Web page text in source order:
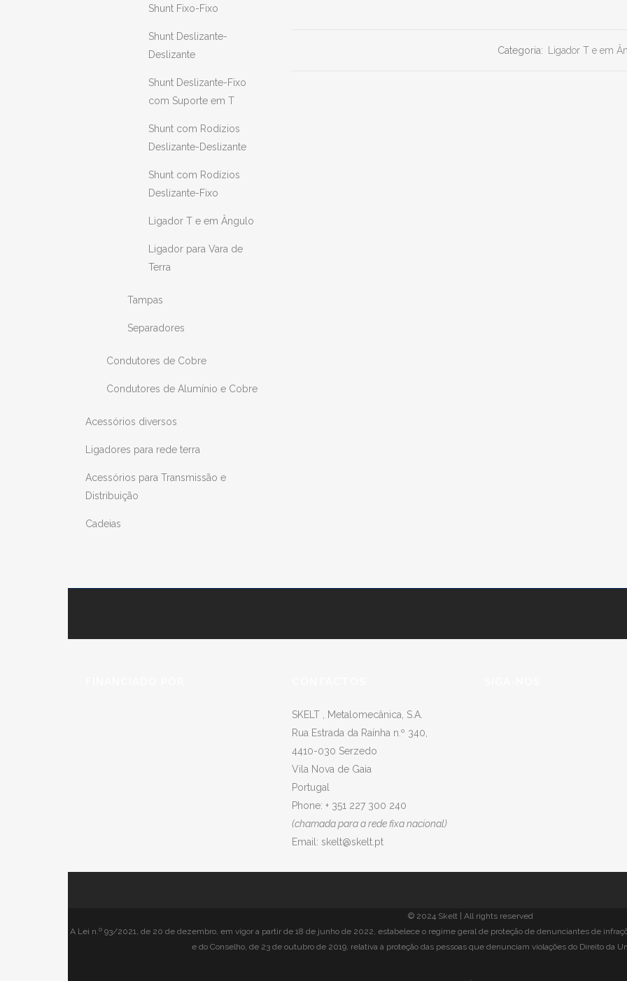
Shunt Fixo-Fixo
Shunt Deslizante-
Deslizante
Shunt Deslizante-Fixo
com Suporte em T
Shunt com Rodízios
Deslizante-Deslizante
Shunt com Rodízios
Deslizante-Fixo
Ligador T e em Ângulo
Ligador para Vara de
Terra
Tampas
Separadores
Condutores de Cobre
Condutores de Alumínio e Cobre
Acessórios diversos
Ligadores para rede terra
Acessórios para Transmissão e
Distribuição
Cadeias
Categoria: Ligador T e em
SKELT , Metalomecânica, S.A.
Rua Estrada da Raínha n.º 340,
4410-030 Serzedo
Vila Nova de Gaia
Portugal
Phone: + 351 227 300 240
(chamada para a rede fixa nacional)
Email: skelt@skelt.pt
© 2024 Skelt | All rights reserved
A Lei n.º 93/2021, de 20 de dezembro, em vigor a partir de 18 de junho de 2022, estabelece o regime geral de proteção de denunciantes de
e do Conselho, de 23 de outubro de 2019, relativa à proteção das pessoas que denunciam violações do Direito da
.